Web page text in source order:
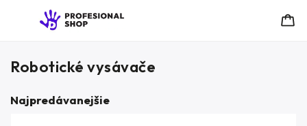
Robotické vysávače
Najpredávanejšie